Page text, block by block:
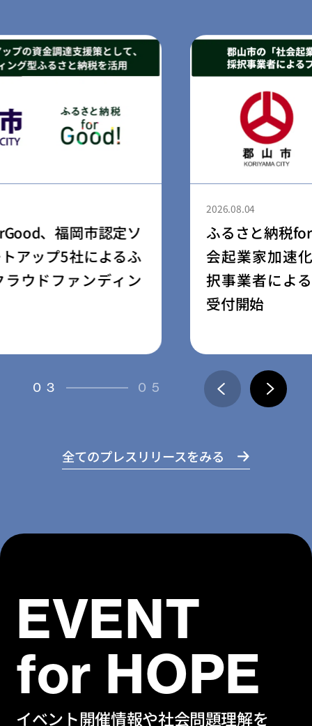
ふるさと納税forGood、郡山市の「社
会起業家加速化支援プログラム」採
択事業者によるプロジェクトの寄附
03 05
全てのプレスリリースをみる
EVENT
for HOPE
イベント開催情報や社会問題理解を